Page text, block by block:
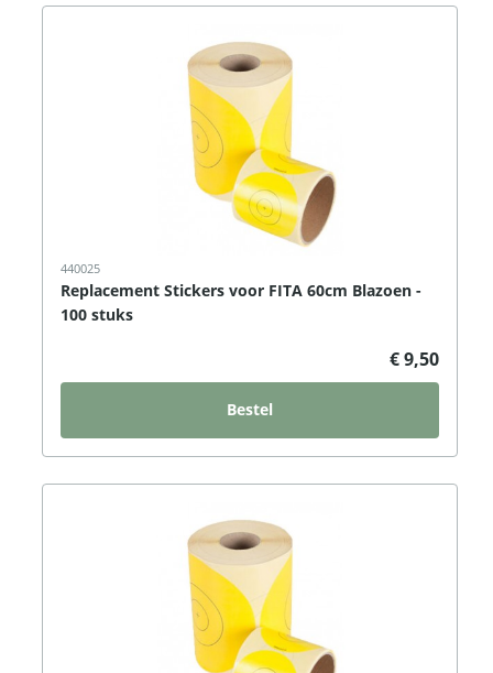
440025
Replacement Stickers voor FITA 60cm Blazoen -
100 stuks
€ 9,50
Bestel